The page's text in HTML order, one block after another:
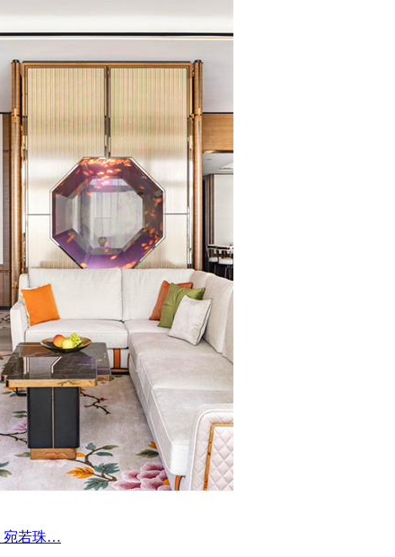
宛若珠…